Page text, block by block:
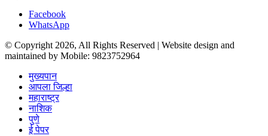
Facebook
WhatsApp
© Copyright 2026, All Rights Reserved | Website design and
maintained by Mobile: 9823752964
मुख्यपान
आपला जिल्हा
महाराष्ट्र
नाशिक
पुणे
ई पेपर